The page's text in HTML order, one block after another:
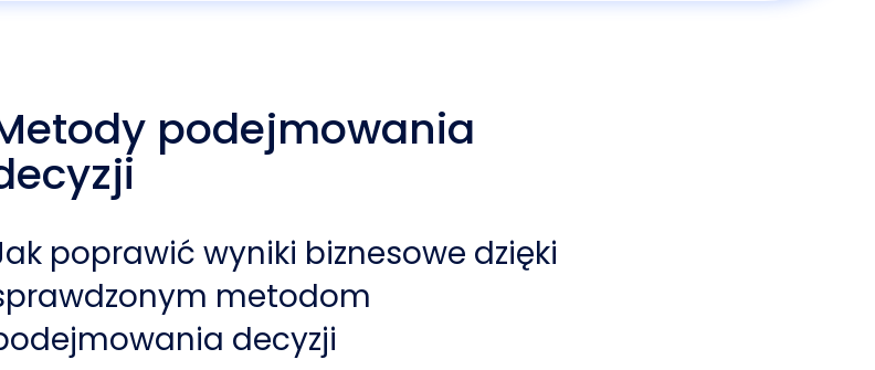
podejmowania
poprawić wyniki biznesowe dzięki
metodom
decyzji